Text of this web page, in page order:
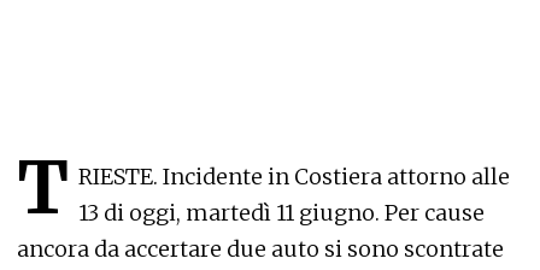
T RIESTE. Incidente in Costiera attorno alle
13 di oggi, martedì 11 giugno. Per cause
ancora da accertare due auto si sono scontrate